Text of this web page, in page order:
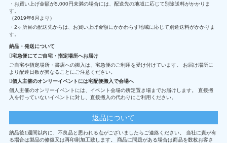
・お買い上げ金額が5,000円未満の場合には、配送先の地域に応じて別途送料がかかりま
す。
（2019年6月より）
・2ヶ所目の配送先からは、お買い上げ金額にかかわらず地域に応じて別途送料がかかりま
す。
納品・発送について
宅急便にてご自宅・指定場所へお届け
ご自宅や指定場所・書店への搬入は、宅急便のご利用を受け付けています。 お届け場所に
より配達日数が異なることにご注意ください。
個人主催のオンリーイベントには宅配便搬入で会場へ
個人主催のオンリーイベントには、イベント会場の所定置き場までお届けします。 直接搬
入を行っていないイベントに対し、直接搬入の代わりにご利用ください。
返品について
納品後1週間以内に、不良品と思われる点がございましたらご連絡ください。 当社に責が有
る場合は製品の修復又は再印刷加工致します。 商品に問題がある場合は商品を数枚お客さ